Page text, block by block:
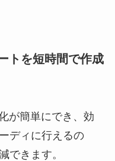
トを短時間で作成
が簡単にでき、効
ディに行えるの
できます。